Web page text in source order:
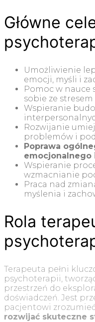
Główne
Umożliwienie
emocji, myśli i
Pomoc w nauce
sobie ze
Wspieranie
Rozwijanie
problemów i
Poprawa
emocjonalnego
Wspieranie
wzmacnianie
Praca nad
myślenia i
Rola
Terapeuta pełni
psychoterapii,
przestrzeń do
doświadczeń. Jest
pacjentowi
rozwijać skuteczne